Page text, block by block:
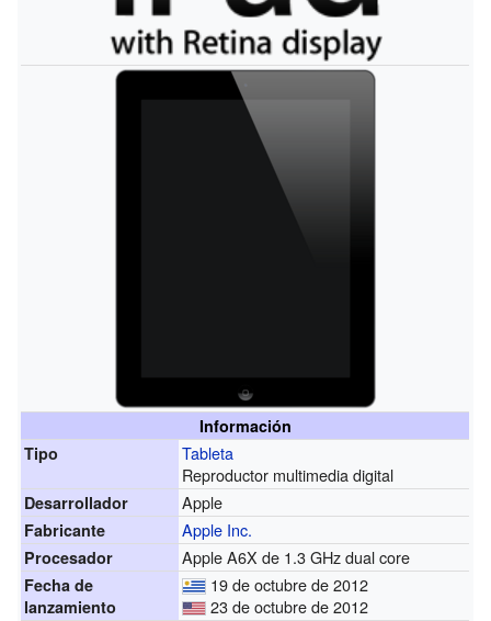
Información
Tipo
Tableta
Reproductor multimedia digital
Desarrollador Apple
Fabricante Apple Inc.
Procesador Apple A6X de 1.3 GHz dual core
Fecha de
lanzamiento
19 de octubre de 2012
23 de octubre de 2012